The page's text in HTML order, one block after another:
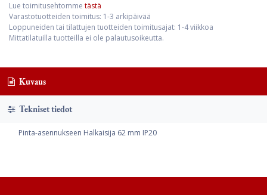
Lue toimitusehtomme tästä
Varastotuotteiden toimitus: 1-3 arkipäivää
Loppuneiden tai tilattujen tuotteiden toimitusajat: 1-4 viikkoa
Mittatilatuilla tuotteilla ei ole palautusoikeutta.
Kuvaus
Tekniset tiedot
Pinta-asennukseen Halkaisija 62 mm IP20